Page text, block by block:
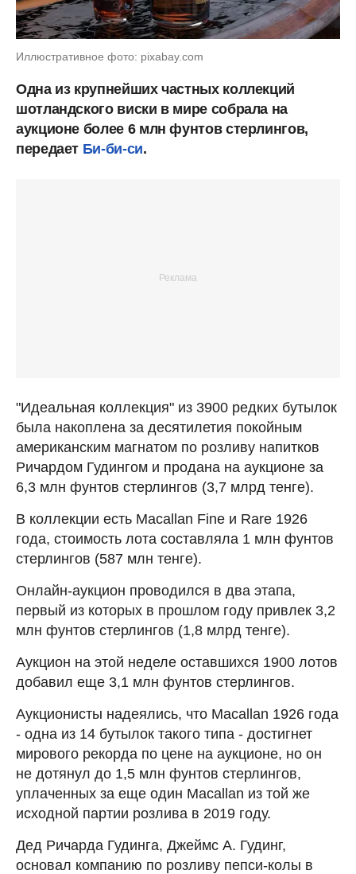
Иллюстративное фото: pixabay.com
Одна из крупнейших частных коллекций
шотландского виски в мире собрала на
аукционе более 6 млн фунтов стерлингов,
передает Би-би-си.
"Идеальная коллекция" из 3900 редких бутылок
была накоплена за десятилетия покойным
американским магнатом по розливу напитков
Ричардом Гудингом и продана на аукционе за
6,3 млн фунтов стерлингов (3,7 млрд тенге).
В коллекции есть Macallan Fine и Rare 1926
года, стоимость лота составляла 1 млн фунтов
стерлингов (587 млн тенге).
Онлайн-аукцион проводился в два этапа,
первый из которых в прошлом году привлек 3,2
млн фунтов стерлингов (1,8 млрд тенге).
Аукцион на этой неделе оставшихся 1900 лотов
добавил еще 3,1 млн фунтов стерлингов.
Аукционисты надеялись, что Macallan 1926 года
- одна из 14 бутылок такого типа - достигнет
мирового рекорда по цене на аукционе, но он
не дотянул до 1,5 млн фунтов стерлингов,
уплаченных за еще один Macallan из той же
исходной партии розлива в 2019 году.
Дед Ричарда Гудинга, Джеймс А. Гудинг,
основал компанию по розливу пепси-колы в